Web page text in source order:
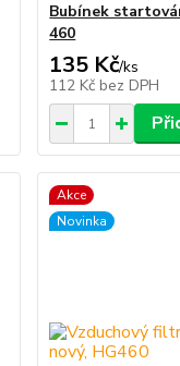
Bubínek
460
135 Kč/ks
112 Kč bez DPH
Akce
Novinka